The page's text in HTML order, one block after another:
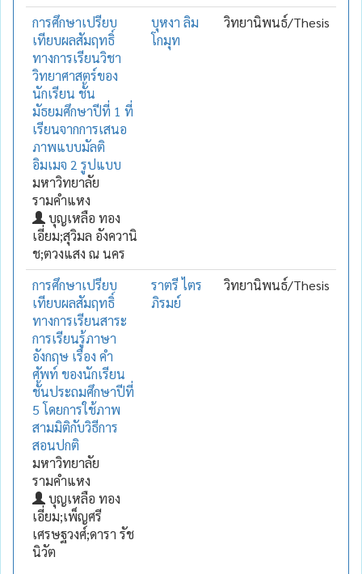
การศึกษาเปรียบ
เทียบผลสัมฤทธิ์
ทางการเรียนวิชา
วิทยาศาสตร์ของ
นักเรียน ชั้น
มัธยมศึกษาปีที่ 1 ที่
เรียนจากการเสนอ
ภาพแบบมัลติ
อิมเมจ 2 รูปแบบ
มหาวิทยาลัย
รามคำแหง
บุญเหลือ ทอง
เอี่ยม;สุวิมล อังควานิ
ช;ตวงแสง ณ นคร
บุหงา ลิม
โกมุท
วิทยานิพนธ์/Thesis
การศึกษาเปรียบ
เทียบผลสัมฤทธิ์
ทางการเรียนสาระ
การเรียนรู้ภาษา
อังกฤษ เรื่อง คำ
ศัพท์ ของนักเรียน
ชั้นประถมศึกษาปีที่
5 โดยการใช้ภาพ
สามมิติกับวิธีการ
สอนปกติ
มหาวิทยาลัย
รามคำแหง
บุญเหลือ ทอง
เอี่ยม;เพ็ญศรี
เศรษฐวงศ์;ดารา รัช
นิวัต
ราตรี ไตร
ภิรมย์
วิทยานิพนธ์/Thesis